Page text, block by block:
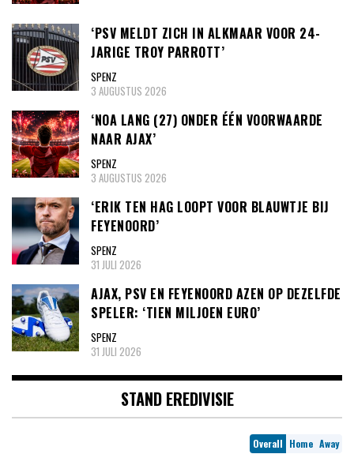
‘PSV MELDT ZICH IN ALKMAAR VOOR 24-
JARIGE TROY PARROTT’
SPENZ
3 AUGUSTUS 2026
‘NOA LANG (27) ONDER ÉÉN VOORWAARDE
NAAR AJAX’
SPENZ
3 AUGUSTUS 2026
‘ERIK TEN HAG LOOPT VOOR BLAUWTJE BIJ
FEYENOORD’
SPENZ
31 JULI 2026
AJAX, PSV EN FEYENOORD AZEN OP DEZELFDE
SPELER: ‘TIEN MILJOEN EURO’
SPENZ
31 JULI 2026
STAND EREDIVISIE
Overall Home Away